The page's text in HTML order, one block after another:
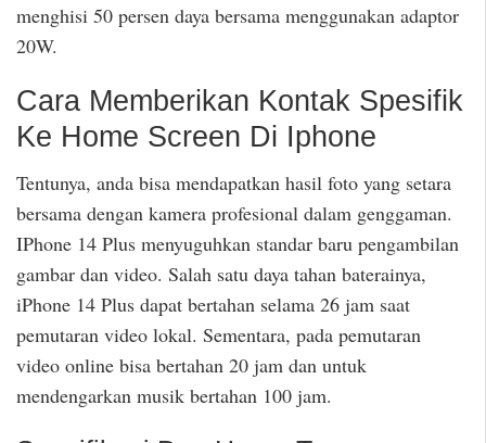
menghisi 50 persen daya bersama menggunakan adaptor
20W.
Cara Memberikan Kontak Spesifik
Ke Home Screen Di Iphone
Tentunya, anda bisa mendapatkan hasil foto yang setara
bersama dengan kamera profesional dalam genggaman.
IPhone 14 Plus menyuguhkan standar baru pengambilan
gambar dan video. Salah satu daya tahan baterainya,
iPhone 14 Plus dapat bertahan selama 26 jam saat
pemutaran video lokal. Sementara, pada pemutaran
video online bisa bertahan 20 jam dan untuk
mendengarkan musik bertahan 100 jam.